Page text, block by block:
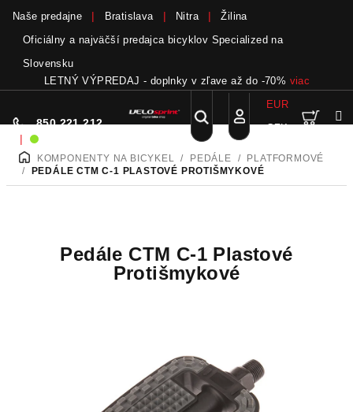
obsah
Naše predajne Bratislava Nitra
Žilina
Oficiálny a najväčší predajca bicyklov Specialized na
Slovensku
LETNÝ VÝPREDAJ - doplnky v zľave až do -70% viac
850 221 212
|
Hľadať
Prihlásenie
EUR
CZK
DOMOVKOMPONENTY NA BICYKEL / PEDÁLE /
PLATFORMOVÉ
/
PEDÁLE CTM C-1 PLASTOVÉ PROTIŠMYKOVÉ
Pedále CTM C-1 Plastové
Protišmykové